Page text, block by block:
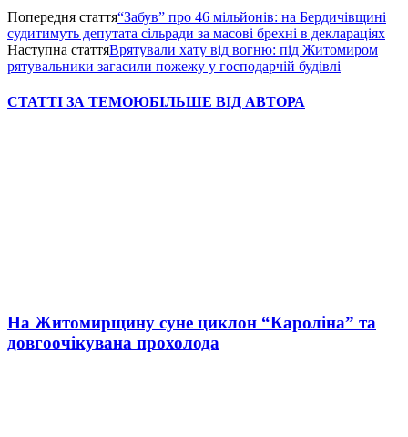
Попередня стаття“Забув” про 46 мільйонів: на Бердичівщині
судитимуть депутата сільради за масові брехні в деклараціях
Наступна статтяВрятували хату від вогню: під Житомиром
рятувальники загасили пожежу у господарчій будівлі
СТАТТІ ЗА ТЕМОЮБІЛЬШЕ ВІД АВТОРА
На Житомирщину суне циклон “Кароліна” та
довгоочікувана прохолода